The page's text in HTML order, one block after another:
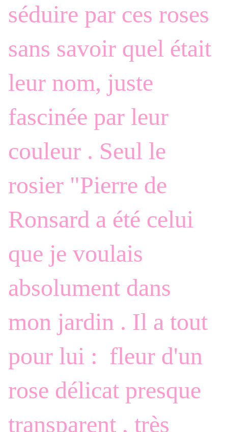
séduire par ces roses
sans savoir quel était
leur nom, juste
fascinée par leur
couleur . Seul le
rosier "Pierre de
Ronsard a été celui
que je voulais
absolument dans
mon jardin . Il a tout
pour lui : fleur d'un
rose délicat presque
transparent , très